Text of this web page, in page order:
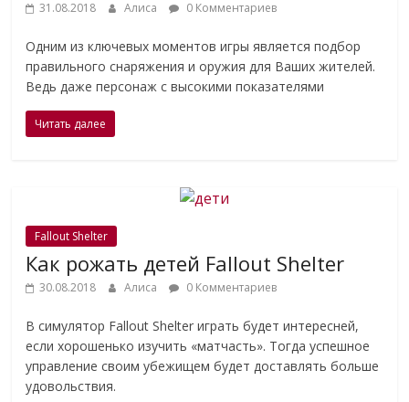
31.08.2018 Алиса 0 Комментариев
Одним из ключевых моментов игры является подбор
правильного снаряжения и оружия для Ваших жителей.
Ведь даже персонаж с высокими показателями
Читать далее
Fallout Shelter
Как рожать детей Fallout Shelter
30.08.2018 Алиса 0 Комментариев
В симулятор Fallout Shelter играть будет интересней,
если хорошенько изучить «матчасть». Тогда успешное
управление своим убежищем будет доставлять больше
удовольствия.